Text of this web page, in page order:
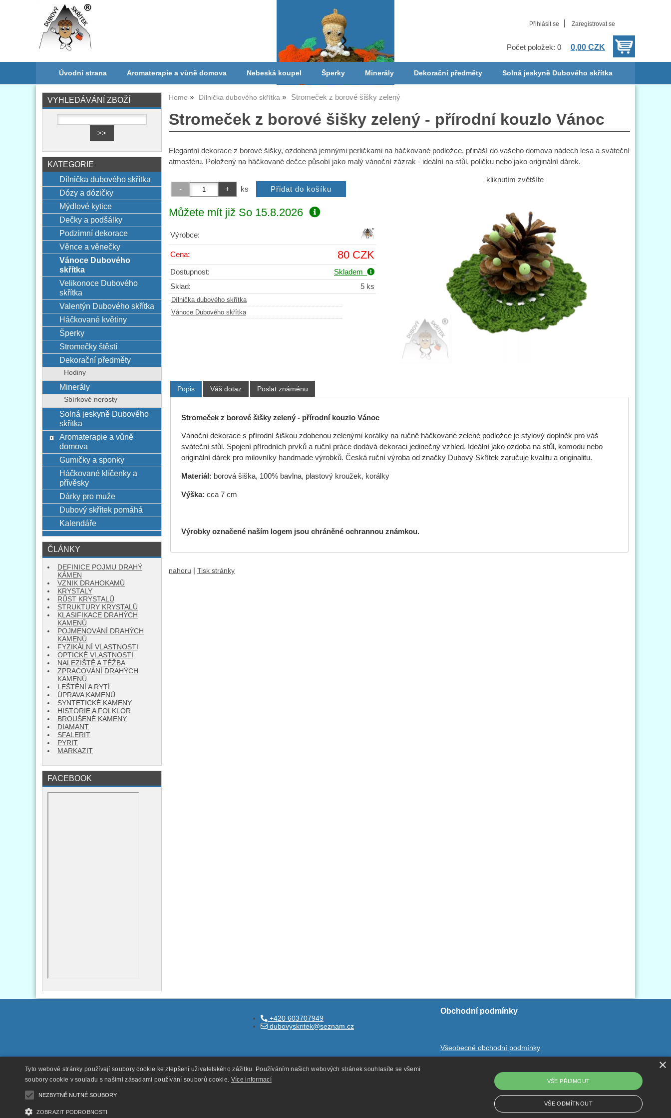
Přihlásit se Zaregistrovat se
Počet položek: 0 0,00 CZK
Úvodní strana Aromaterapie a vůně domova Nebeská koupel Šperky Minerály Dekorační předměty Solná jeskyně Dubového skřítka
Home Dílnička dubového skřítka Stromeček z borové šišky zelený
Stromeček z borové šišky zelený - přírodní kouzlo Vánoc
Elegantní dekorace z borové šišky, ozdobená jemnými perličkami na háčkované podložce, přináší do vašeho domova nádech lesa a sváteční
atmosféru. Položený na háčkované dečce působí jako malý vánoční zázrak - ideální na stůl, poličku nebo jako originální dárek.
kliknutím zvětšíte
ks
Můžete mít již So 15.8.2026
Výrobce:
Cena: 80 CZK
Dostupnost:
Skladem
Sklad:
5 ks
Dílnička dubového skřítka
Vánoce Dubového skřítka
Popis Váš dotaz Poslat známénu
Stromeček z borové šišky zelený - přírodní kouzlo Vánoc
Vánoční dekorace s přírodní šiškou zdobenou zelenými korálky na ručně háčkované zelené podložce je stylový doplněk pro váš
sváteční stůl. Spojení přírodních prvků a ruční práce dodává dekoraci jedinečný vzhled. Ideální jako ozdoba na stůl, komodu nebo
originální dárek pro milovníky handmade výrobků. Česká ruční výroba od značky Dubový Skřítek zaručuje kvalitu a originalitu.
Materiál: borová šiška, 100% bavlna, plastový kroužek, korálky
Výška: cca 7 cm
Výrobky označené naším logem jsou chráněné ochrannou známkou.
nahoru Tisk stránky
VYHLEDÁVÁNÍ ZBOŽÍ
KATEGORIE
Dílnička dubového skřítka
Dózy a dózičky
Mýdlové kytice
Dečky a podšálky
Podzimní dekorace
Věnce a věnečky
Vánoce Dubového
skřítka
Velikonoce Dubového
skřítka
Valentýn Dubového skřítka
Háčkované květiny
Šperky
Stromečky štěstí
Dekorační předměty
Hodiny
Minerály
Sbírkové nerosty
Solná jeskyně Dubového
skřítka
Aromaterapie a vůně
domova
Gumičky a sponky
Háčkované klíčenky a
přívěsky
Dárky pro muže
Dubový skřítek pomáhá
Kalendáře
ČLÁNKY
DEFINICE POJMU DRAHÝ
KÁMEN
VZNIK DRAHOKAMŮ
KRYSTALY
RŮST KRYSTALŮ
STRUKTURY KRYSTALŮ
KLASIFIKACE DRAHÝCH
KAMENŮ
POJMENOVÁNÍ DRAHÝCH
KAMENŮ
FYZIKÁLNÍ VLASTNOSTI
OPTICKÉ VLASTNOSTI
NALEZIŠTĚ A TĚŽBA
ZPRACOVÁNÍ DRAHÝCH
KAMENŮ
LEŠTĚNÍ A RYTÍ
ÚPRAVA KAMENŮ
SYNTETICKÉ KAMENY
HISTORIE A FOLKLOR
BROUŠENÉ KAMENY
DIAMANT
SFALERIT
PYRIT
MARKAZIT
FACEBOOK
+420 603707949
dubovyskritek@seznam.cz
Obchodní podmínky
Všeobecné obchodní podmínky
Odstoupení od smlouvy
×
Tyto webové stránky používají soubory cookie ke zlepšení uživatelského zážitku. Používáním našich webových stránek souhlasíte se všemi
soubory cookie v souladu s našimi zásadami používání souborů cookie. Více informací
NEZBYTNĚ NUTNÉ SOUBORY
ZOBRAZIT PODROBNOSTI
VŠE PŘIJMOUT
VŠE ODMÍTNOUT